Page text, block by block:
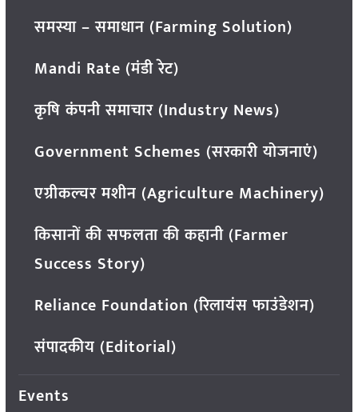
समस्या – समाधान (Farming Solution)
Mandi Rate (मंडी रेट)
कृषि कंपनी समाचार (Industry News)
Government Schemes (सरकारी योजनाएं)
एग्रीकल्चर मशीन (Agriculture Machinery)
किसानों की सफलता की कहानी (Farmer
Success Story)
Reliance Foundation (रिलायंस फाउंडेशन)
संपादकीय (Editorial)
Events